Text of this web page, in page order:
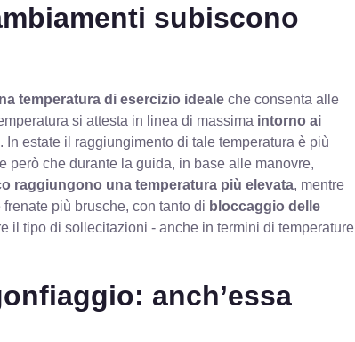
subiscono
temperatura di esercizio ideale che consenta alle
si attesta in linea di massima intorno ai
estate il raggiungimento di tale temperatura è più
però che durante la guida, in base alle manovre,
raggiungono una temperatura più elevata, mentre
frenate più brusche, con tanto di bloccaggio delle
il tipo di sollecitazioni - anche in termini di temperature
anch’essa